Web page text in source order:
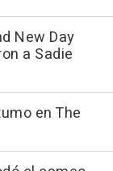
New Day
a Sadie
en The